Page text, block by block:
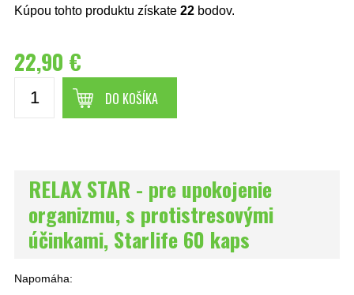
Kúpou tohto produktu získate 22 bodov.
22,90 €
DO KOŠÍKA
RELAX STAR - pre upokojenie
organizmu, s protistresovými
účinkami, Starlife 60 kaps
Napomáha: